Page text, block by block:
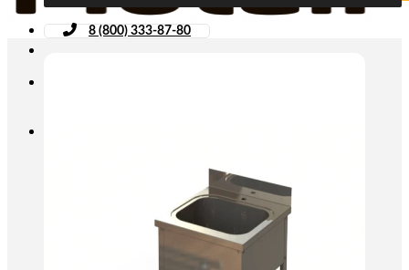
8 (800) 333-87-80